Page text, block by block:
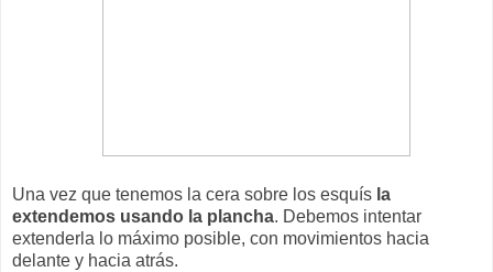
Una vez que tenemos la cera sobre los esquís la
extendemos usando la plancha. Debemos intentar
extenderla lo máximo posible, con movimientos hacia
delante y hacia atrás.